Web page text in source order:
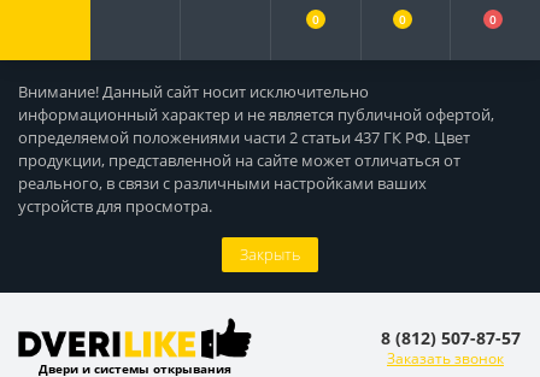
Внимание! Данный сайт носит исключительно
информационный характер и не является публичной офертой,
определяемой положениями части 2 статьи 437 ГК РФ. Цвет
продукции, представленной на сайте может отличаться от
реального, в связи с различными настройками ваших
устройств для просмотра.
Закрыть
0 0 0
Двери и системы открывания
8 (812) 507-87-57
Заказать звонок